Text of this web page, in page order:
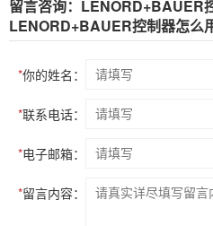
留言咨询：LENORD+BAUER
LENORD+BAUER控制器怎么
*你的姓名：
*联系电话：
*电子邮箱：
*留言内容：